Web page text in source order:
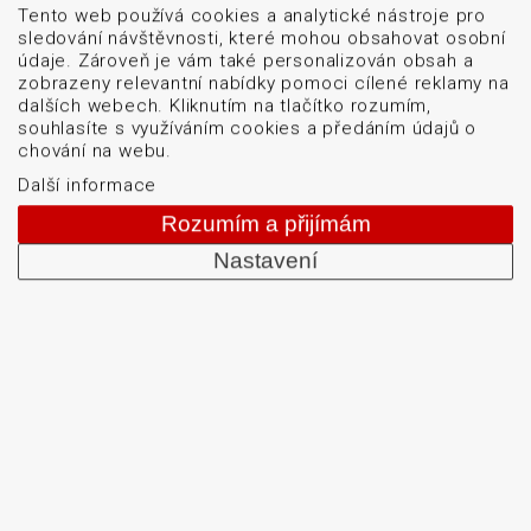
Od roku 1992 dodáváme systémy pro čtení a tisk
čárových kódů: snímače čárových kódů, tiskárny karet
a etiket, mobilní terminály, aplikátory etiket, systémy
strojového vidění, software, bezdrátové sítě, etikety a
barvicí pásky. Školíme a servisujeme. Mezi naši
specializaci patří: termotiskárny, bezdrátové čtečky
čárových kódů, tiskárny samolepicích štítků a etiket.
DATASCAN, s.r.o.
Tento web používá cookies a analytické nástroje pro
sledování návštěvnosti, které mohou obsahovat osobní
údaje. Zároveň je vám také personalizován obsah a
zobrazeny relevantní nabídky pomoci cílené reklamy na
dalších webech. Kliknutím na tlačítko rozumím,
souhlasíte s využíváním cookies a předáním údajů o
chování na webu.
Další informace
Rozumím a přijímám
Nastavení